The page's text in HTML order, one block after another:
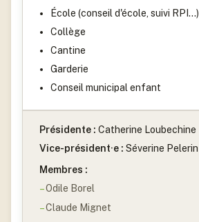
École (conseil d'école, suivi RPI…)
Collège
Cantine
Garderie
Conseil municipal enfant
Présidente : Catherine Loubechine
Vice-président·e : Séverine Pelerin
Membres :
Odile Borel
Claude Mignet